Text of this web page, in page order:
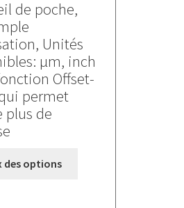
prix :
à
530,000 €
de poche,
Unités
µm, inch
Offset-
permet
plus de
des options